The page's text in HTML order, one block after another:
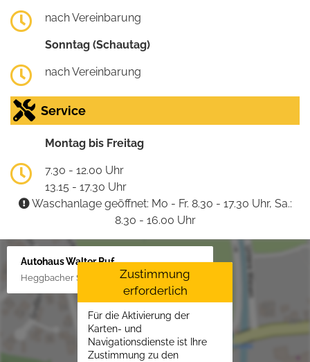
nach Vereinbarung
Sonntag (Schautag)
nach Vereinbarung
Service
Montag bis Freitag
7.30 - 12.00 Uhr
13.15 - 17.30 Uhr
Waschanlage geöffnet: Mo - Fr. 8.30 - 17.30 Uhr, Sa.:
8.30 - 16.00 Uhr
Autohaus Walter Ruf
Heggbacher Straße 25, 88477 Schönebürg
Zustimmung
erforderlich
Für die Aktivierung der
Karten- und
Navigationsdienste ist Ihre
Zustimmung zu den